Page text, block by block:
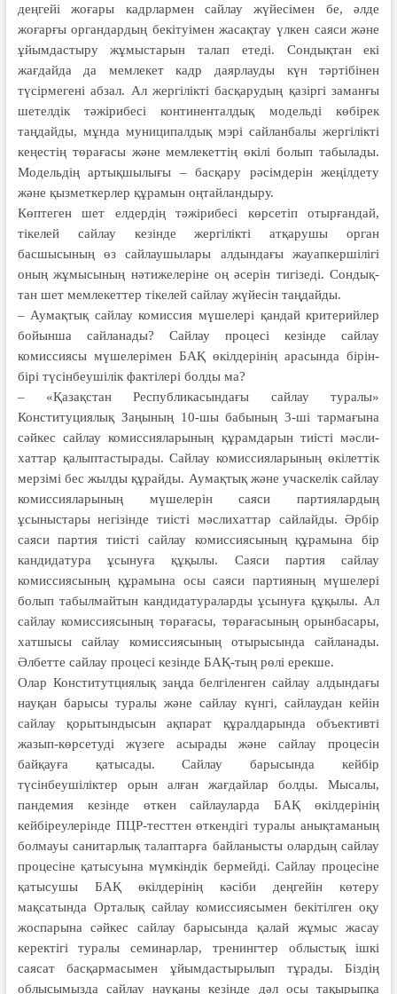
деңгейі жоғары кадрлармен сайлау жүйесімен бе, әлде
жоғарғы органдардың бекітуімен жасақтау үлкен саяси және
ұйымдастыру жұмыстарын талап етеді. Сондықтан екі
жағдайда да мемлекет кадр даярлауды күн тәртібінен
түсірмегені абзал. Ал жергілікті бас­қарудың қазіргі заманғы
шетелдік тәжі­рибесі континенталдық модельді көбірек
таңдайды, мұнда муниципалдық мэрі сайланбалы жергілікті
кеңестің төрағасы және мемлекеттің өкілі болып табылады.
Модельдің артықшылығы – басқару рәсімдерін жеңілдету
және қызметкерлер құрамын оңтайландыру.
Көптеген шет елдердің тәжірибесі көрсетіп отырғандай,
тікелей сайлау кезінде жергілікті атқарушы орган
басшысының өз сайлаушылары алдын­дағы жауапкершілігі
оның жұмысының нәтижелеріне оң әсерін тигізеді. Сондық­
тан шет мемлекеттер тікелей сайлау жүйесін таңдайды.
– Аумақтық сайлау комиссия мү­шелері қандай критерийлер
бойынша сайланады? Сайлау процесі кезінде сайлау
комиссиясы мүшелерімен БАҚ өкілдерінің арасында бірін-
бірі түсінбеушілік фактілері болды ма?
– «Қазақстан Республикасындағы сайлау туралы»
Конституциялық Заңының 10-шы бабының 3-ші тар­мағына
сәйкес сайлау комис­сия­ларының құрамдарын тиісті мәсли­
хаттар қалыптастырады. Сайлау комиссияларының өкілеттiк
мерзiмi бес жылды құрайды. Аумақтық және учаскелік сайлау
комиссияларының мүшелерін саяси партиялардың
ұсыныстары негізінде тиісті мәслихаттар сайлайды. Әрбiр
саяси партия тиiстi сайлау комиссиясының құрамына бiр
кандидатура ұсынуға құқылы. Саяси партия сайлау
комиссиясының құрамына осы саяси партияның мүшелерi
болып табылмайтын канди­датураларды ұсынуға құқылы. Ал
сайлау комиссиясының төрағасы, төрағасының орынбасары,
хатшысы сайлау комиссиясының отырысында сайланады.
Әлбетте сайлау процесі кезінде БАҚ-тың рөлі ерекше.
Олар Конститутциялық заңда бел­гіленген сайлау алдындағы
науқан барысы туралы және сайлау күнгі, сайлаудан кейін
сайлау қорытындысын ақпарат құралдарында объективті
жазып-көрсетуді жүзеге асырады және сайлау процесін
байқауға қатысады. Сайлау барысында кейбір
түсінбеушіліктер орын алған жағдайлар болды. Мысалы,
пандемия кезінде өткен сайлауларда БАҚ өкілдерінің
кейбіреулерінде ПЦР-тесттен өткендігі туралы анықтаманың
болмауы санитарлық талаптарға байланысты олардың сайлау
процесіне қатысуына мүмкіндік бермейді. Сайлау процесіне
қатысушы БАҚ өкілдерінің кәсіби деңгейін көтеру
мақсатында Орталық сайлау комиссиясымен бекітілген оқу
жоспарына сәйкес сай­лау барысында қалай жұмыс жасау
керектігі туралы семинарлар, тренингтер облыстық ішкі
саясат бас­қармасымен ұйымдастырылып тұрады. Біздің
облысымызда сайлау науқаны кезінде дәл осы тақырыпқа